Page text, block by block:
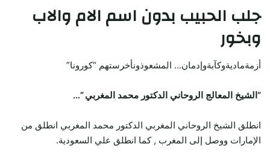
جلب الحبيب بدون اسم الام والاب
وبخور
أزمةماديةوكآبةوإدمان… المشعوذونأخرستهم “كورونا”
“الشيخ المعالج الروحاني الدكتور محمد المغربي ”…
انطلق الشيخ الروحاني المغربي الدكتور محمد المغربي انطلق من
الإمارات ووصل إلى المغرب , كما انطلق علي السعودية.